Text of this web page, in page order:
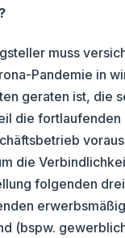
muss
Pandemie in
geraten ist, die
die fortlaufenden
die
folgenden
(bspw.